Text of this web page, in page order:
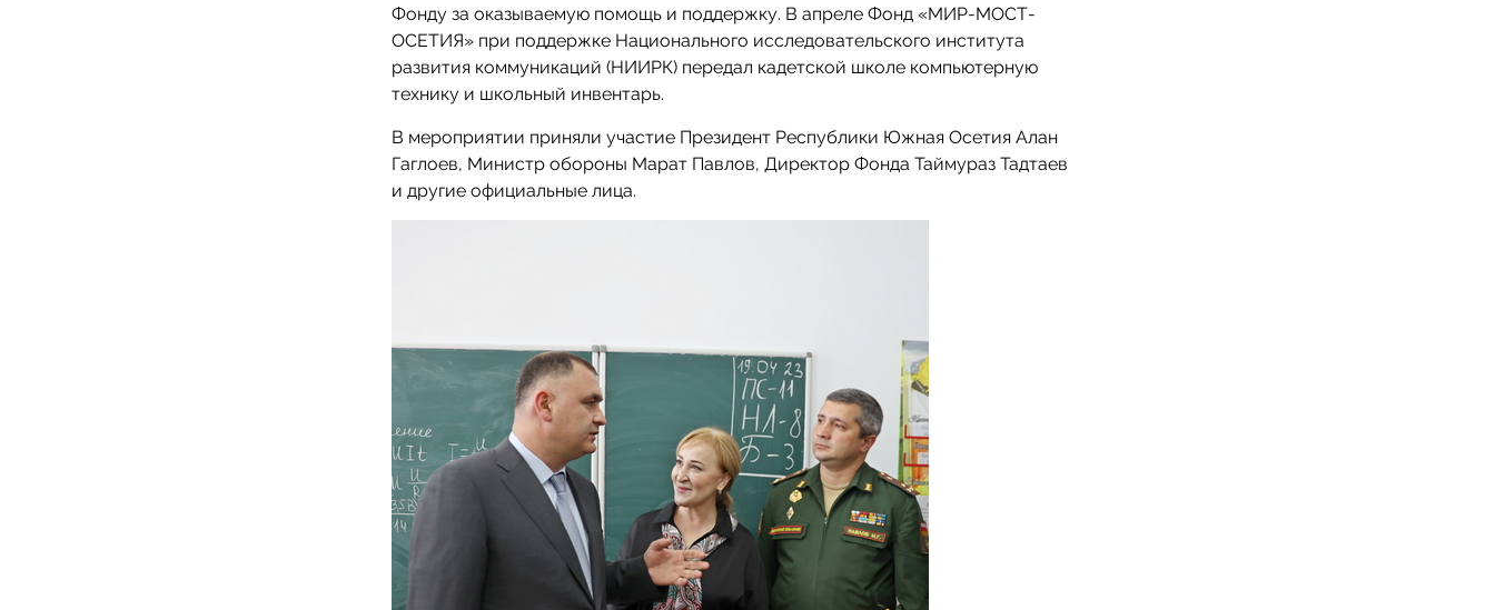
Фонду за оказываемую помощь и поддержку. В апреле Фонд «МИР-МОСТ-
ОСЕТИЯ» при поддержке Национального исследовательского института
развития коммуникаций (НИИРК) передал кадетской школе компьютерную
технику и школьный инвентарь.
В мероприятии приняли участие Президент Республики Южная Осетия Алан
Гаглоев, Министр обороны Марат Павлов, Директор Фонда Таймураз Тадтаев
и другие официальные лица.